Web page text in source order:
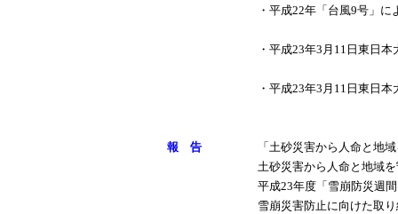
・平成22年「台風9号」
・平成23年3月11日東日
・平成23年3月11日東日
報 告
「土砂災害から人命と地
土砂災害から人命と地域
平成23年度「雪崩防災週
雪崩災害防止に向けた取